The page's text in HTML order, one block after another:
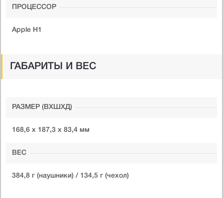
ПРОЦЕССОР
Apple H1
ГАБАРИТЫ И ВЕС
РАЗМЕР (ВXШXД)
168,6 x 187,3 x 83,4 мм
ВЕС
384,8 г (наушники) / 134,5 г (чехол)